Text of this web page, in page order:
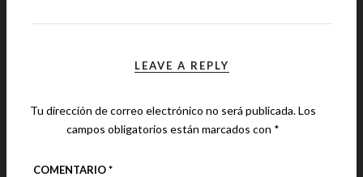
LEAVE A REPLY
Tu dirección de correo electrónico no será publicada.Los
campos obligatorios están marcados con *
COMENTARIO*